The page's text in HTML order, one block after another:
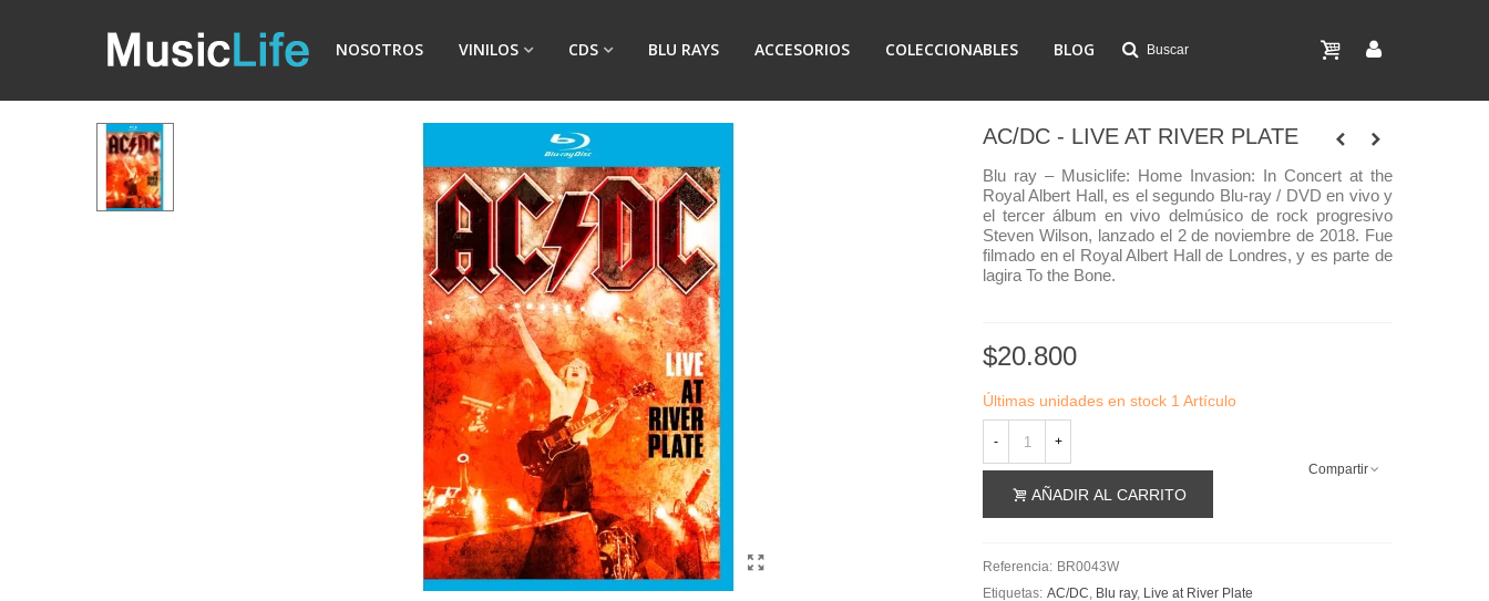
NOSOTROS VINILOS CDS BLU RAYS ACCESORIOS COLECCIONABLES BLOG Buscar
AC/DC - LIVE AT RIVER PLATE
Blu ray – Musiclife:
Home Invasion: In Concert at the
Royal Albert Hall, es el segundo Blu-ray / DVD en vivo y
el tercer álbum en vivo delmúsico de rock progresivo
Steven Wilson, lanzado el 2 de noviembre de 2018. Fue
filmado en el Royal Albert Hall de Londres, y es parte de
lagira To the Bone.
$20.800
Últimas unidades en stock 1 Artículo
- +
AÑADIR AL CARRITO
Compartir
Referencia: BR0043W
Etiquetas: AC/DC, Blu ray, Live at River Plate